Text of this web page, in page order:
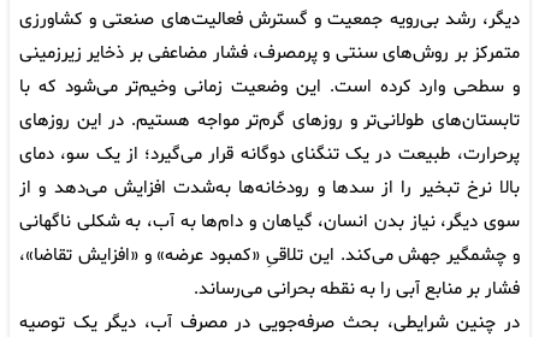
دیگر، رشد بی‌رویه جمعیت و گسترش فعالیت‌های صنعتی و کشاورزی
متمرکز بر روش‌های سنتی و پرمصرف، فشار مضاعفی بر ذخایر زیرزمینی
و سطحی وارد کرده است. این وضعیت زمانی وخیم‌تر می‌شود که با
تابستان‌های طولانی‌تر و روزهای گرم‌تر مواجه هستیم. در این روزهای
پرحرارت، طبیعت در یک تنگنای دوگانه قرار می‌گیرد؛ از یک سو، دمای
بالا نرخ تبخیر را از سدها و رودخانه‌ها به‌شدت افزایش می‌دهد و از
سوی دیگر، نیاز بدن انسان، گیاهان و دام‌ها به آب، به شکلی ناگهانی
و چشمگیر جهش می‌کند. این تلاقیِ «کمبود عرضه» و «افزایش تقاضا»،
فشار بر منابع آبی را به نقطه بحرانی می‌رساند.
در چنین شرایطی، بحث صرفه‌جویی در مصرف آب، دیگر یک توصیه